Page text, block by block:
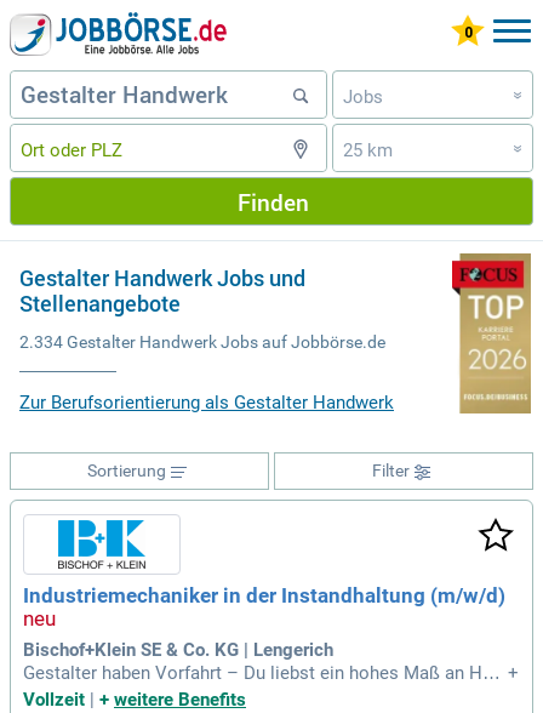
Jobs »
25 km »
Finden
Gestalter Handwerk Jobs und
Stellenangebote
2.334 Gestalter Handwerk Jobs auf Jobbörse.de
Zur Berufsorientierung als Gestalter Handwerk
Filter
Sortierung
Industriemechaniker in der Instandhaltung (m/w/d)
Bischof+Klein SE & Co. KG | Lengerich
Gestalter haben Vorfahrt – Du liebst ein hohes Maß an Han
dlungsfreiheit, bringst gern innovative Ideen ein und treibst d
+
Vollzeit
+ weitere Benefits